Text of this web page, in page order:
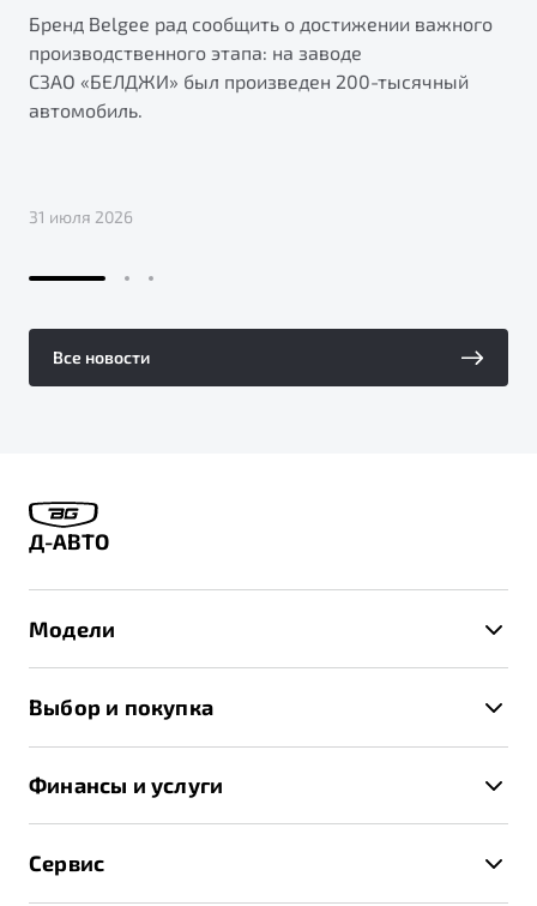
Бренд Belgee рад сообщить о достижении важного
производственного этапа: на заводе
СЗАО «БЕЛДЖИ» был произведен 200-тысячный
автомобиль.
31 июля 2026
Все новости
Д-АВТО
Модели
X70
Выбор и покупка
Спецпредложения и Акции
Записаться на тест-драйв
Получить предложение
Финансы и услуги
Трейд-ин
Сервис